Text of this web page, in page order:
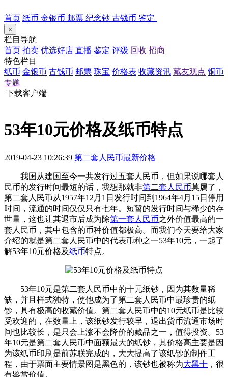
首页 纸币 金银币 邮票 纪念钞 古钱币 鉴定
×
栏目导航
首页 拍卖 优选好店 直播 鉴定 评级 回收 招商
特色栏目
纸币 金银币 古钱币 邮票 珠宝 价格表 收藏资讯 藏友观点 铜币
专题
下载客户端
53年10元价格及纸币特点
2019-04-23 10:26:39 第二套人民币最新价格
我国从建国至今一共发行过五套人民币，但如果说哪套人
民币的发行时间最短的话，我想那就非第二套人民币莫属了，
第二套人民币从1957年12月1日发行时间到1964年4月15日停用
时间，流通的时间仅仅只有七年。短暂的发行时间与稀少的存
世量，这也让其退市后成为除第一套人民币之外价值最高的一
套人民币，其中包含的币种价值都极高。而我们今天要给大家
介绍的就是第二套人民币中的代表币种之一53年10元，一起了
解53年10元价格及纸币特点。
53年10元是第二套人民币中的十元纸钞，因为其数量稀
缺，并且样式独特，使他成为了第二套人民币中最珍贵的纸
钞，具有极高的收藏价值。第二套人民币中的10元纸币是比较
受欢迎的，在数量上，该纸钞发行较早，退出货币流通市场时
间也比较长，是只会上涨不会降价的藏品之一，值得投资。53
年10元是第二套人民币中面额最大的纸钞，其价格高主要是因
为该纸币印刷是前苏联完成的，大大提高了该纸钞的制作工
程，由于票面主要情景图是黑色的，该钞也被称为大黑十 ，很
有鉴赏价值。